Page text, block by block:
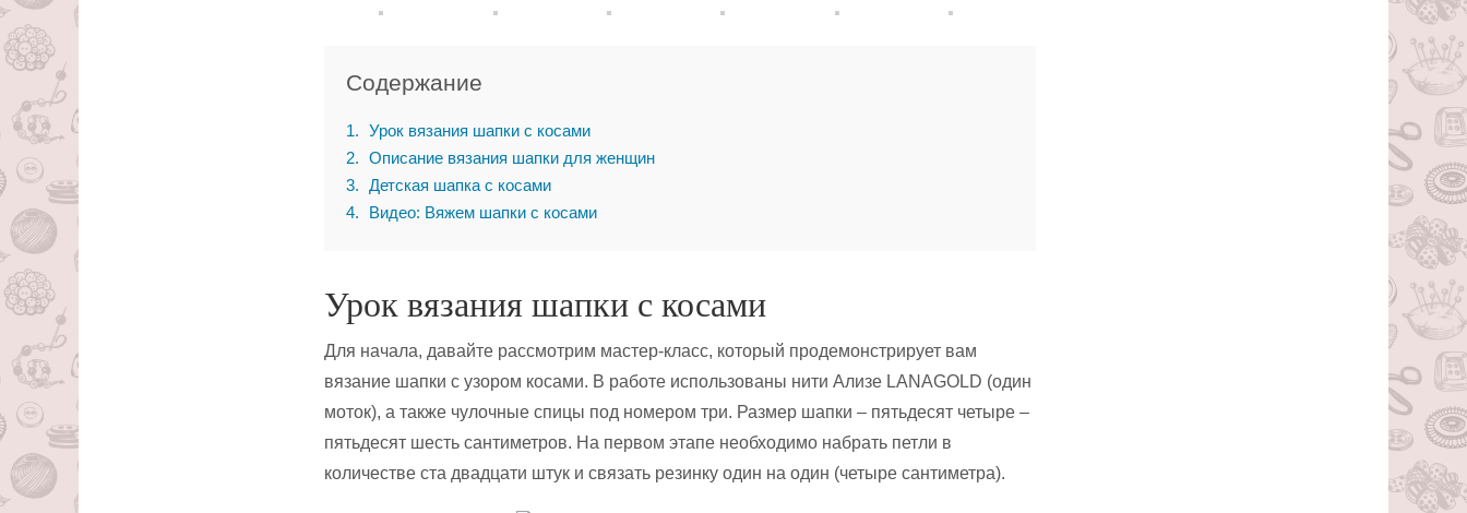
Содержание
1
Урок вязания шапки с косами
2
Описание вязания шапки для женщин
3
Детская шапка с косами
4
Видео: Вяжем шапки с косами
Урок вязания шапки с косами
Для начала, давайте рассмотрим мастер-класс, который продемонстрирует вам
вязание шапки с узором косами. В работе использованы нити Ализе LANAGOLD (один
моток), а также чулочные спицы под номером три. Размер шапки – пятьдесят четыре –
пятьдесят шесть сантиметров. На первом этапе необходимо набрать петли в
количестве ста двадцати штук и связать резинку один на один (четыре сантиметра).